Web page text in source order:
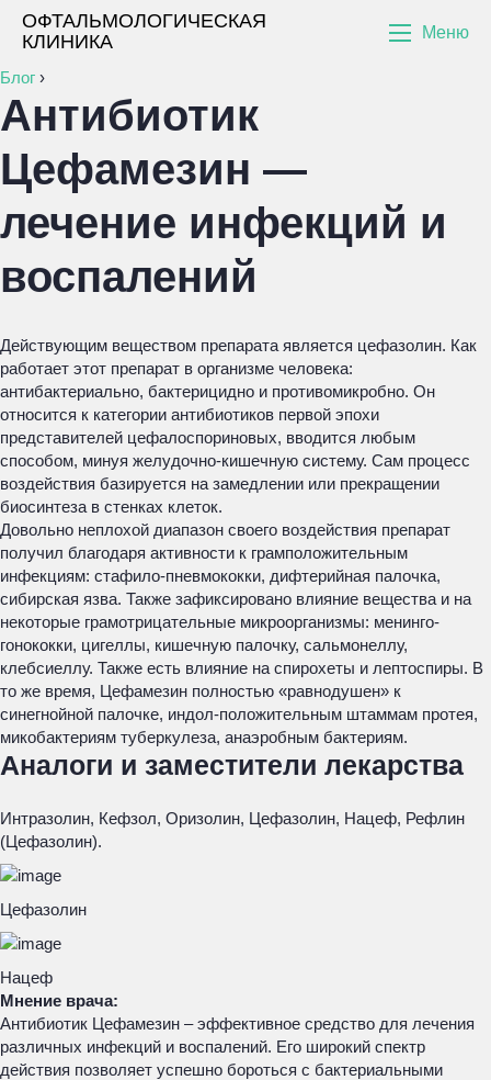
ОФТАЛЬМОЛОГИЧЕСКАЯ
КЛИНИКА
Меню
Блог ›
Антибиотик
Цефамезин —
лечение инфекций и
воспалений
Действующим веществом препарата является цефазолин. Как
работает этот препарат в организме человека:
антибактериально, бактерицидно и противомикробно. Он
относится к категории антибиотиков первой эпохи
представителей цефалоспориновых, вводится любым
способом, минуя желудочно-кишечную систему. Сам процесс
воздействия базируется на замедлении или прекращении
биосинтеза в стенках клеток.
Довольно неплохой диапазон своего воздействия препарат
получил благодаря активности к грамположительным
инфекциям: стафило-пневмококки, дифтерийная палочка,
сибирская язва. Также зафиксировано влияние вещества и на
некоторые грамотрицательные микроорганизмы: менинго-
гонококки, цигеллы, кишечную палочку, сальмонеллу,
клебсиеллу. Также есть влияние на спирохеты и лептоспиры. В
то же время, Цефамезин полностью «равнодушен» к
синегнойной палочке, индол-положительным штаммам протея,
микобактериям туберкулеза, анаэробным бактериям.
Аналоги и заместители лекарства
Интразолин, Кефзол, Оризолин, Цефазолин, Нацеф, Рефлин
(Цефазолин).
Цефазолин
Нацеф
Мнение врача:
Антибиотик Цефамезин – эффективное средство для лечения
различных инфекций и воспалений. Его широкий спектр
действия позволяет успешно бороться с бактериальными